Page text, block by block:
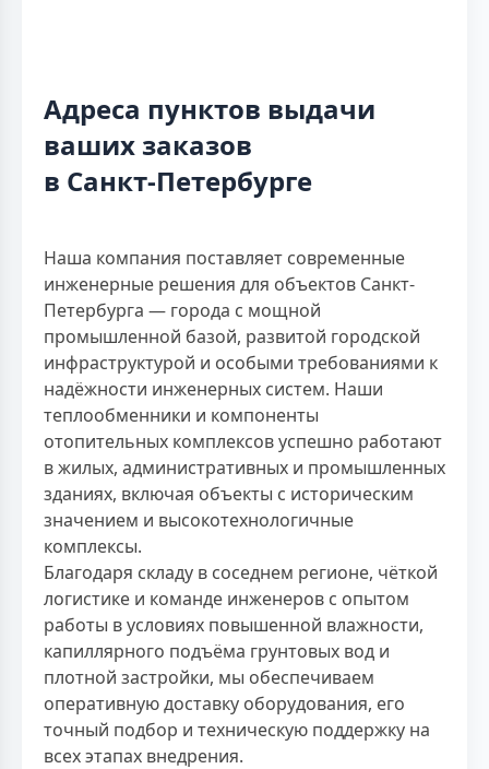
Адреса пунктов выдачи
ваших заказов
в Санкт-Петербурге
Наша компания поставляет современные
инженерные решения для объектов Санкт-
Петербурга — города с мощной
промышленной базой, развитой городской
инфраструктурой и особыми требованиями к
надёжности инженерных систем. Наши
теплообменники и компоненты
отопительных комплексов успешно работают
в жилых, административных и промышленных
зданиях, включая объекты с историческим
значением и высокотехнологичные
комплексы.
Благодаря складу в соседнем регионе, чёткой
логистике и команде инженеров с опытом
работы в условиях повышенной влажности,
капиллярного подъёма грунтовых вод и
плотной застройки, мы обеспечиваем
оперативную доставку оборудования, его
точный подбор и техническую поддержку на
всех этапах внедрения.